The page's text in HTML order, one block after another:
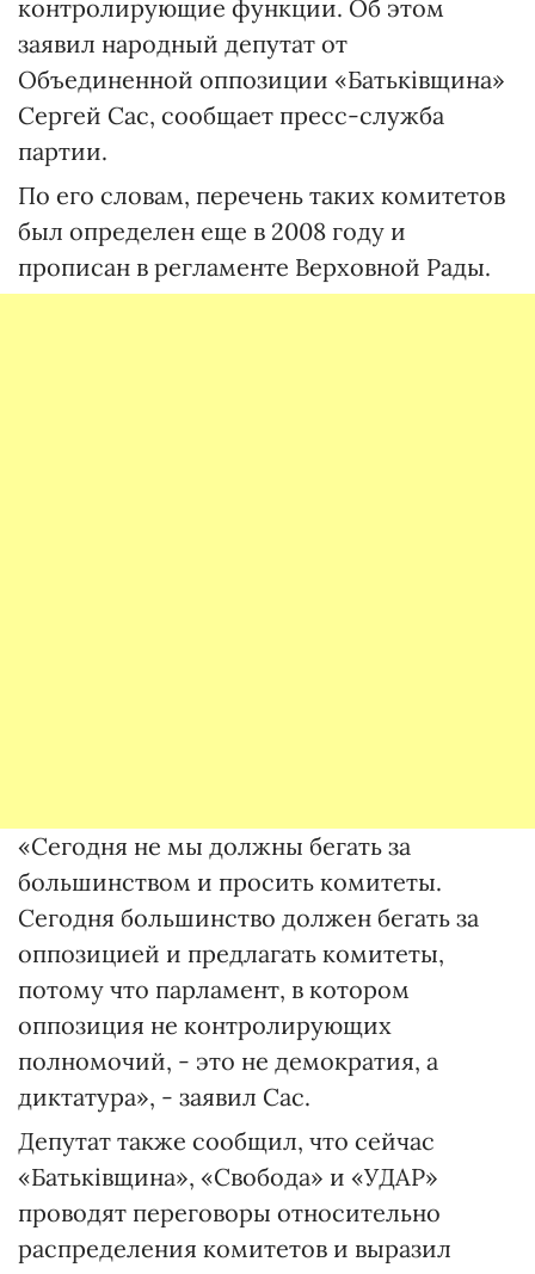
контролирующие функции. Об этом
заявил народный депутат от
Объединенной оппозиции «Батьківщина»
Сергей Сас, сообщает пресс-служба
партии.
По его словам, перечень таких комитетов
был определен еще в 2008 году и
прописан в регламенте Верховной Рады.
«Сегодня не мы должны бегать за
большинством и просить комитеты.
Сегодня большинство должен бегать за
оппозицией и предлагать комитеты,
потому что парламент, в котором
оппозиция не контролирующих
полномочий, - это не демократия, а
диктатура», - заявил Сас.
Депутат также сообщил, что сейчас
«Батьківщина», «Свобода» и «УДАР»
проводят переговоры относительно
распределения комитетов и выразил